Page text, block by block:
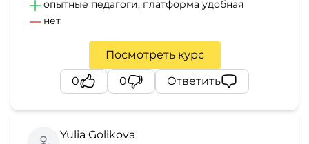
опытные педагоги, платформа удобная
нет
Посмотреть курс
0
0 Ответить
Yulia Golikova